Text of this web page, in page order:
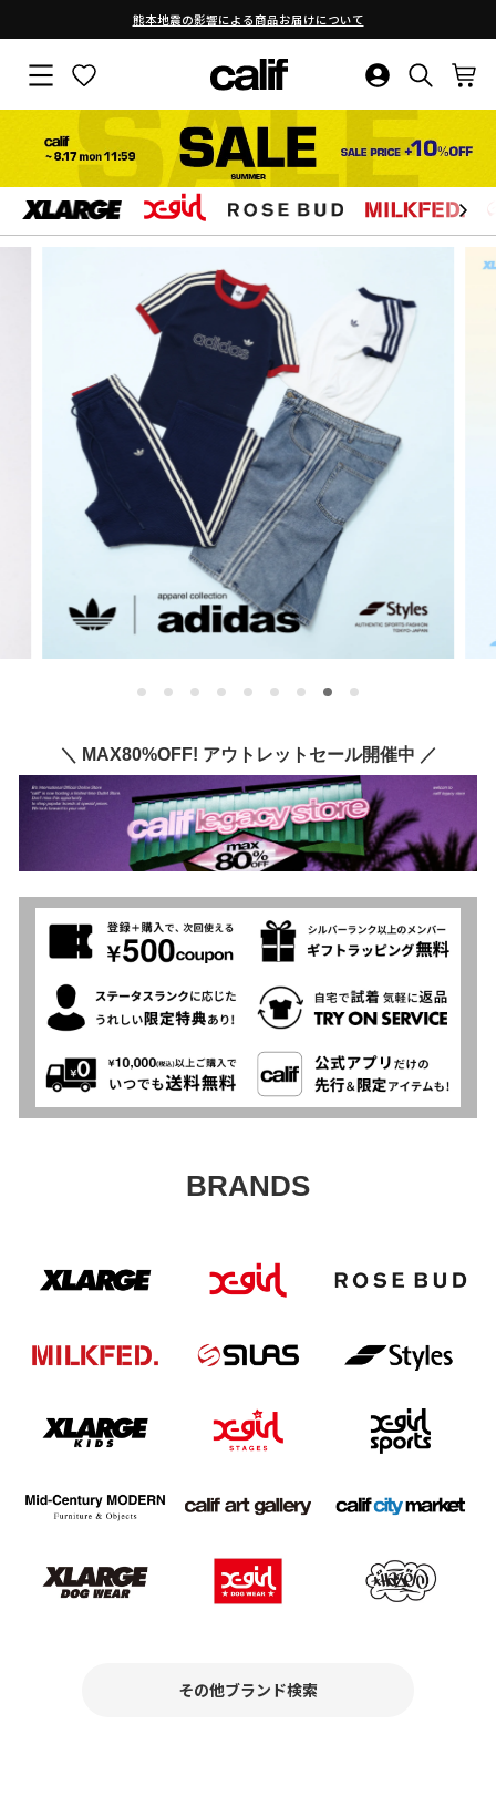
テ
ン
ス
ラ
イ
ョ
ー
を
止
め
熊本地震の影響による商品お届けについて
サイトナビゲーション
お気に入り
calif（カ
リ
フ）
公
式
サ
ト
ログイン・新
検索結果
＼ MAX80%OFF! アウトレットセール開催中 ／
BRANDS
その他ブランド検索